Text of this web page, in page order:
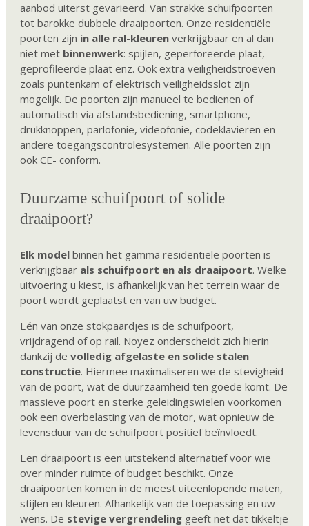
aanbod uiterst gevarieerd. Van strakke schuifpoorten
tot barokke dubbele draaipoorten. Onze residentiële
poorten zijn in alle ral-kleurenverkrijgbaar en al dan
niet met binnenwerk: spijlen, geperforeerde plaat,
geprofileerde plaat enz. Ook extra veiligheidstroeven
zoals puntenkam of elektrisch veiligheidsslot zijn
mogelijk. De poorten zijn manueel te bedienen of
automatisch via afstandsbediening, smartphone,
drukknoppen, parlofonie, videofonie, codeklavieren en
andere toegangscontrolesystemen. Alle poorten zijn
ook CE- conform.
Duurzame schuifpoort of solide
draaipoort?
Elk modelbinnen het gamma residentiële poorten is
verkrijgbaar als schuifpoort en als draaipoort. Welke
uitvoering u kiest, is afhankelijk van het terrein waar de
poort wordt geplaatst en van uw budget.
Eén van onze stokpaardjes is de schuifpoort,
vrijdragend of op rail. Noyez onderscheidt zich hierin
dankzij de volledig afgelaste en solide stalen
constructie. Hiermee maximaliseren we de stevigheid
van de poort, wat de duurzaamheid ten goede komt. De
massieve poort en sterke geleidingswielen voorkomen
ook een overbelasting van de motor, wat opnieuw de
levensduur van de schuifpoort positief beïnvloedt.
Een draaipoort is een uitstekend alternatief voor wie
over minder ruimte of budget beschikt. Onze
draaipoorten komen in de meest uiteenlopende maten,
stijlen en kleuren. Afhankelijk van de toepassing en uw
wens. De stevige vergrendelinggeeft net dat tikkeltje